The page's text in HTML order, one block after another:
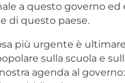
a questo governo ed
di questo paese.
più urgente è
sulla scuola e
agenda al